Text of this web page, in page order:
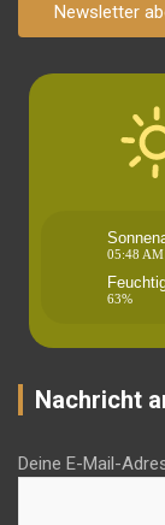
Newsletter
05:48 AM
63%
Nachricht
Deine E-Mail-